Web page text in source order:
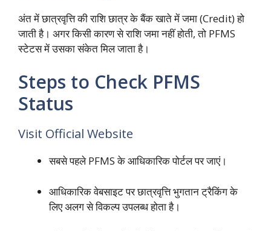
अंत में छात्रवृत्ति की राशि छात्र के बैंक खाते में जमा (Credit) हो
जाती है। अगर किसी कारण से राशि जमा नहीं होती,तो PFMS
स्टेटस में उसका संकेत मिल जाता है।
Steps to Check PFMS
Status
Visit Official Website
सबसे पहले PFMS के आधिकारिक पोर्टल पर जाएं।
आधिकारिक वेबसाइट पर छात्रवृत्ति भुगतान ट्रैकिंग के
लिए अलग से विकल्प उपलब्ध होता है।